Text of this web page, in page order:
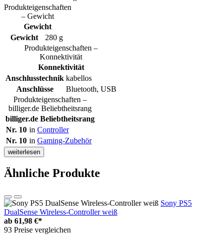
Produkteigenschaften
– Gewicht
Gewicht
Gewicht
280 g
Produkteigenschaften –
Konnektivität
Konnektivität
Anschlusstechnik kabellos
Anschlüsse
Bluetooth, USB
Produkteigenschaften –
billiger.de Beliebtheitsrang
billiger.de Beliebtheitsrang
Nr. 10 in Controller
Nr. 10 in Gaming-Zubehör
weiterlesen
Ähnliche Produkte
Sony PS5
DualSense Wireless-Controller weiß
ab 61,98 €*
93 Preise vergleichen